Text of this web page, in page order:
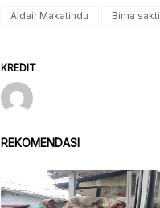
Aldair Makatindu Bima sakti
KREDIT
REKOMENDASI